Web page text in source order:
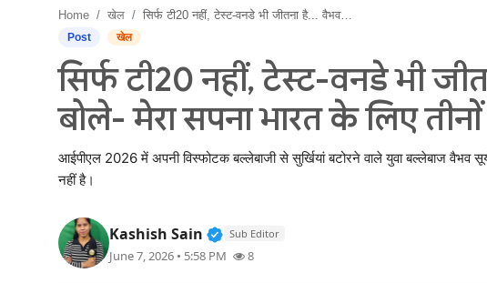
Contact Us
राजनीति
बॉलीवुड
Home खेल सिर्फ टी20 नहीं, टेस्ट-वनडे भी जीतना है... वैभव सूर्यवंशी बोले- मेरा सपना भारत के लिए तीनों फॉर्मेट खेलना
Post खेल
सिर्फ टी20 नहीं, टेस्ट-वनडे भी
बोले- मेरा सपना भारत के लिए
आईपीएल 2026 में अपनी विस्फोटक बल्लेबाजी से सुर्खियां बटोरने वाले युवा बल्लेबाज वैभव
नहीं है।
Kashish Sain Verified Public Figure • 11 Jun, 2026
Sub Editor
June 7, 2026 • 5:58 PM 8